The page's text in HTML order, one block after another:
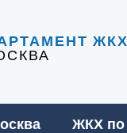
ЖКХ
ЖКХ по